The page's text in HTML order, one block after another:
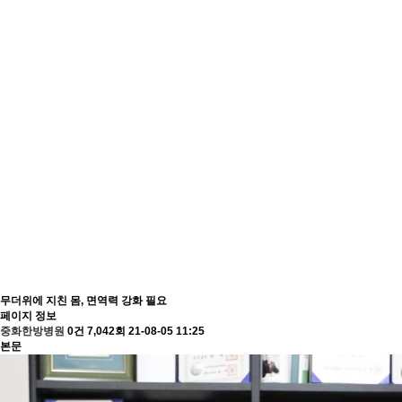
무더위에 지친 몸, 면역력 강화 필요
페이지 정보
중화한방병원 0건 7,042회 21-08-05 11:25
본문